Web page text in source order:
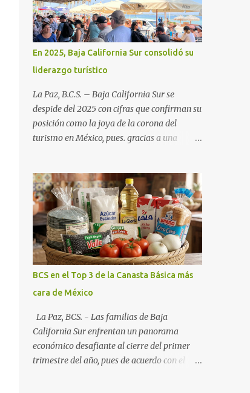
En 2025, Baja California Sur consolidó su
liderazgo turístico
La Paz, B.C.S. – Baja California Sur se
despide del 2025 con cifras que confirman su
posición como la joya de la corona del
turismo en México, pues. gracias a una
fideicomisos de promoción, la entidad
proyecta un cierre de año marcado por una
ocupación hotelera robusta, una
conectividad aérea en ascenso y una
derrama económica sin precedentes. Las
proyecciones para este periodo vacacional
son optimistas, con un promedio estatal que
supera el 70% . Sin embargo, la sorpresa del
año la ha dado el norte del estado. Comondú
encabeza las expectativas con un
impresionante 89% de ocupación,
impulsado por el interés creciente en el
turismo de naturaleza. Le siguen destinos
BCS en el Top 3 de la Canasta Básica más
cara de México
La Paz, BCS. - Las familias de Baja
California Sur enfrentan un panorama
económico desafiante al cierre del primer
trimestre del año, pues de acuerdo con el